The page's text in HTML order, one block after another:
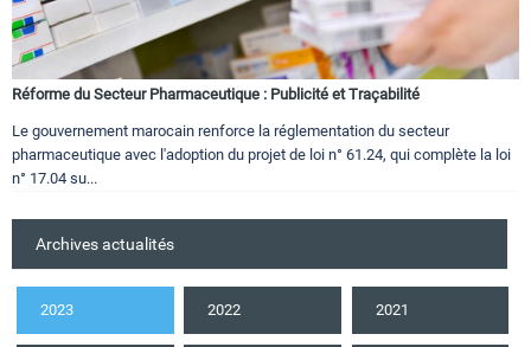
Réforme du Secteur Pharmaceutique : Publicité et Traçabilité
Le gouvernement marocain renforce la réglementation du secteur
pharmaceutique avec l'adoption du projet de loi n° 61.24, qui complète la loi
n° 17.04 su...
Archives actualités
2023 2022 2021